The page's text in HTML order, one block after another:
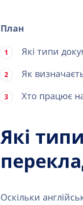
План
Які типи
Як
Хто працює
Які
Оскільки